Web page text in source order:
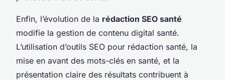
Enfin, l’évolution de la rédaction SEO santé
modifie la gestion de contenu digital santé.
L’utilisation d’outils SEO pour rédaction santé, la
mise en avant des mots-clés en santé, et la
présentation claire des résultats contribuent à